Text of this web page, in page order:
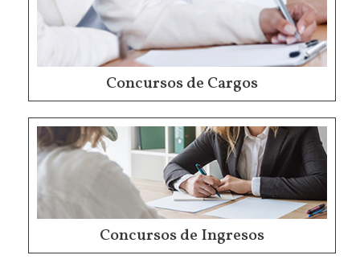
Concursos de Cargos
Concursos de Ingresos